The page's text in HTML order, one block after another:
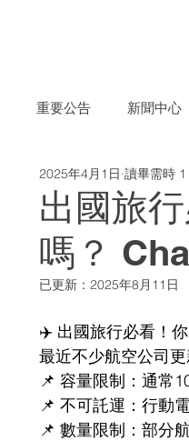
重要公告 新聞中心
出國旅
嗎？
2025年4月1日 讀畢需時
已更新： 2025年8月11日
✈️ 出國旅行必看！
最近不少航空公司
📌 容量限制：通常
📌 不可託運：行動
📌 數量限制：部分